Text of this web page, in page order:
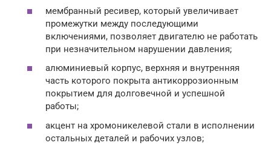
мембранный ресивер, который увеличивает
промежутки между последующими
включениями, позволяет двигателю не работать
при незначительном нарушении давления;
алюминиевый корпус, верхняя и внутренняя
часть которого покрыта антикоррозионным
покрытием для долговечной и успешной
работы;
акцент на хромоникелевой стали в исполнении
остальных деталей и рабочих узлов;